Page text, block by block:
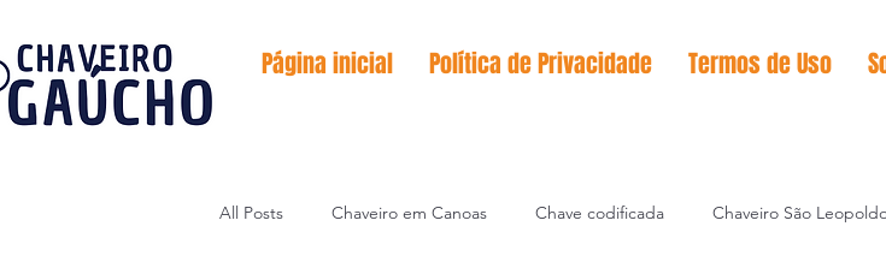
Página inicial Política de Privacidade Termos de Uso
All Posts Chaveiro em Canoas Chave codificada Chaveiro São